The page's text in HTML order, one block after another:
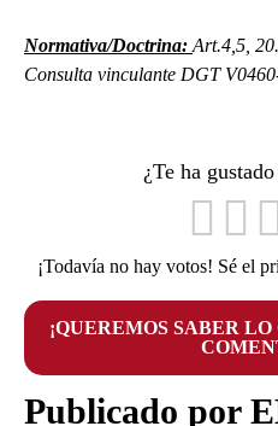
Normativa/Doctrina: Art.4,5,
Consulta vinculante DGT
¿Te ha
¡Todavía no hay votos! Sé el
¡QUEREMOS SABER
Publicado por